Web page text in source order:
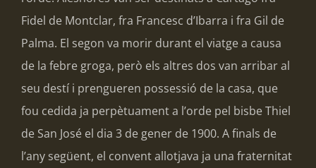
Fidel de Montclar, fra Francesc d’Ibarra i fra Gil de
Palma. El segon va morir durant el viatge a causa
de la febre groga, però els altres dos van arribar al
seu destí i prengueren possessió de la casa, que
fou cedida ja perpètuament a l’orde pel bisbe Thiel
de San José el dia 3 de gener de 1900. A finals de
l’any següent, el convent allotjava ja una fraternitat